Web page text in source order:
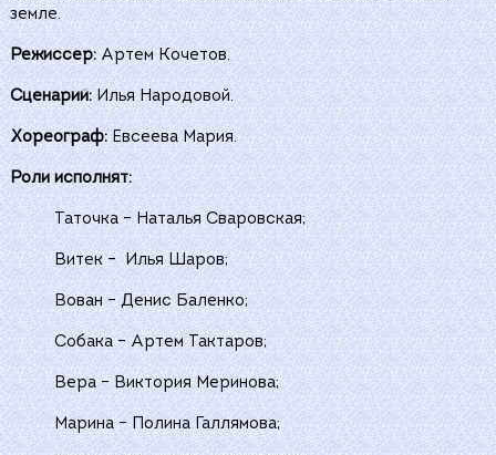
земле.
Режиссер:Артем Кочетов.
Сценарий:Илья Народовой.
Хореограф:Евсеева Мария.
Роли исполнят:
Таточка – Наталья Сваровская;
Витек – Илья Шаров;
Вован – Денис Баленко;
Собака – Артем Тактаров;
Вера – Виктория Меринова;
Марина – Полина Галлямова;